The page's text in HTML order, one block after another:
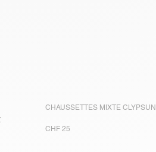
CHAUSSETTES MIXTE CLYPSUN
CHF 25